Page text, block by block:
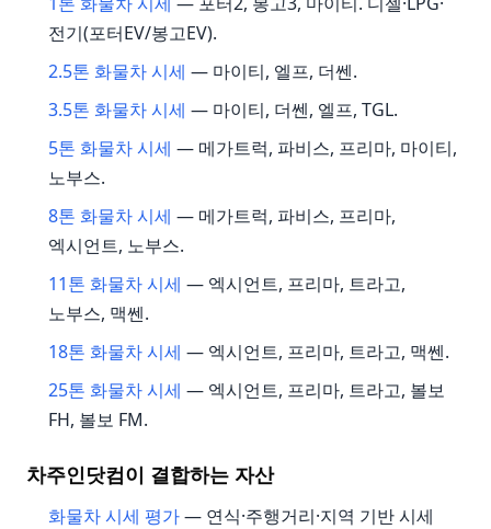
전기(포터EV/봉고EV).
2.5톤 화물차 시세 — 마이티, 엘프, 더쎈.
3.5톤 화물차 시세 — 마이티, 더쎈, 엘프, TGL.
5톤 화물차 시세 — 메가트럭, 파비스, 프리마, 마이티,
노부스.
8톤 화물차 시세 — 메가트럭, 파비스, 프리마,
엑시언트, 노부스.
11톤 화물차 시세 — 엑시언트, 프리마, 트라고,
노부스, 맥쎈.
18톤 화물차 시세 — 엑시언트, 프리마, 트라고, 맥쎈.
25톤 화물차 시세 — 엑시언트, 프리마, 트라고, 볼보
FH, 볼보 FM.
차주인닷컴이 결합하는 자산
화물차 시세 평가— 연식·주행거리·지역 기반 시세